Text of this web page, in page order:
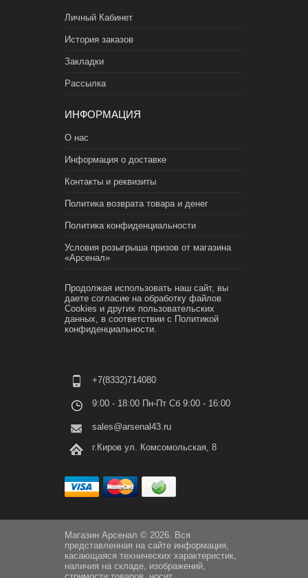
Личный Кабинет
История заказов
Закладки
Рассылка
ИНФОРМАЦИЯ
О нас
Информация о доставке
Контакты и реквизиты
Политика возврата товара и денег
Политика конфиденциальности
Условия розыгрыша призов от магазина
«Арсенал»
Продолжая использовать наш сайт, вы
даете согласие на обработку файлов
Cookies и других пользовательских
данных, в соответствии с Политикой
конфиденциальности.
+7(8332)714080
9:00 - 18:00 Пн-Пт Сб 9:00 - 16:00
sales@arsenal43.ru
г.Киров ул. Комсомольская, 8
Магазин Арсенал © 2026. Вся
представленная на сайте информация,
касающаяся технических характеристик,
наличия на складе, изображений,